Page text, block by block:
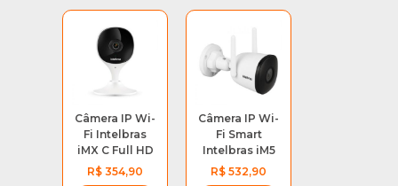
Câmera IP Wi-
Fi Intelbras
iMX C Full HD
R$ 354,90
Câmera IP Wi-
Fi Smart
Intelbras iM5
R$ 532,90
Nome